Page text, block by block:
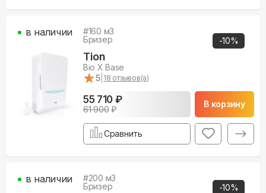
-10%
#160 м3
Бризер
Tion
Bio X Base
★
★5 18 отзывов(а)
55 710 ₽
61 900₽
В корзину
в наличии
Сравнить
-10%
#200 м3
Бризер
в наличии